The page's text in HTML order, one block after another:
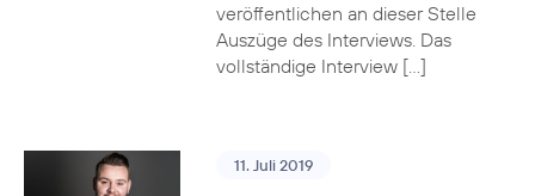
veröffentlichen an dieser Stelle
Auszüge des Interviews. Das
vollständige Interview […]
11. Juli 2019